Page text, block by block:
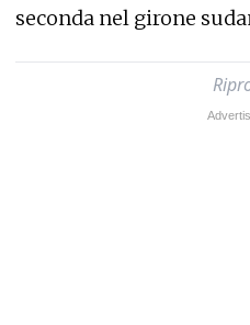
seconda nel girone